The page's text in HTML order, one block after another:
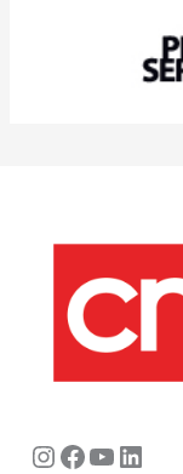
Instagram
Facebook
Youtube